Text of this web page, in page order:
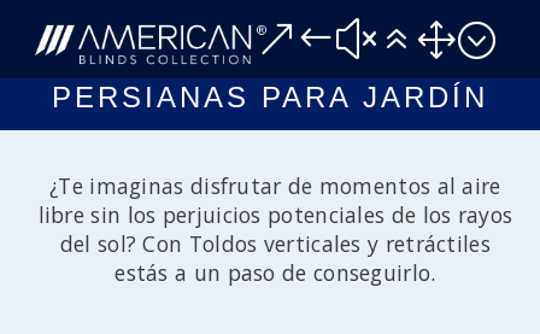
&#x61;
PERSIANAS PARA JARDÍN
¿Te imaginas disfrutar de momentos al aire
libre sin los perjuicios potenciales de los rayos
del sol? Con Toldos verticales y retráctiles
estás a un paso de conseguirlo.